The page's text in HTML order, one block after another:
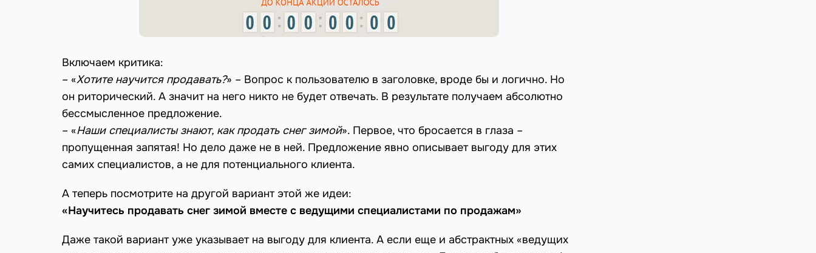
Включаем критика:
– «Хотите научится продавать?» – Вопрос к пользователю в заголовке, вроде бы и логично. Но
он риторический. А значит на него никто не будет отвечать. В результате получаем абсолютно
бессмысленное предложение.
– «Наши специалисты знают, как продать снег зимой». Первое, что бросается в глаза –
пропущенная запятая! Но дело даже не в ней. Предложение явно описывает выгоду для этих
самих специалистов, а не для потенциального клиента.
А теперь посмотрите на другой вариант этой же идеи:
«Научитесь продавать снег зимой вместе с ведущими специалистами по продажам»
Даже такой вариант уже указывает на выгоду для клиента. А если еще и абстрактных «ведущих